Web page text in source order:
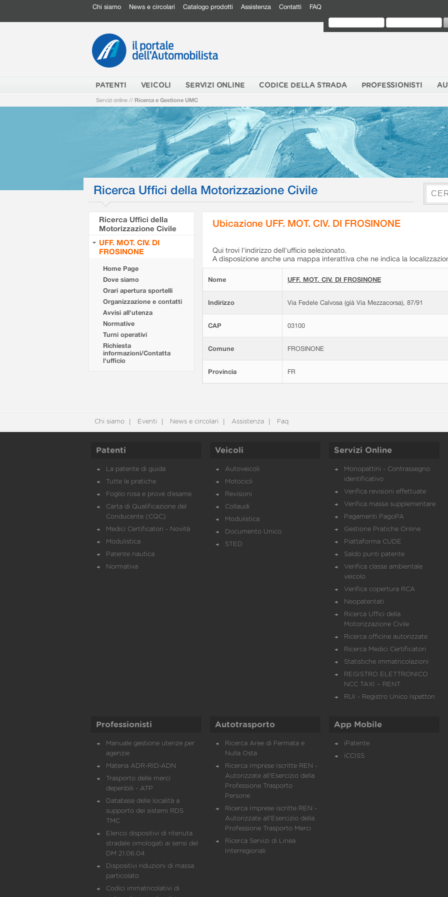
Chi siamo News e circolari Catalogo prodotti Assistenza Contatti FAQ
PATENTI VEICOLI SERVIZI ONLINE CODICE DELLA STRADA PROFESSIONISTI
Servizi online // Ricerca e Gestione UMC
Ricerca Uffici della Motorizzazione Civile
Ricerca Uffici della
Motorizzazione Civile
UFF. MOT. CIV. DI
FROSINONE
Home Page
Dove siamo
Orari apertura sportelli
Organizzazione e contatti
Avvisi all'utenza
Normative
Turni operativi
Richiesta
informazioni/Contatta
l'ufficio
Ubicazione UFF. MOT. CIV. DI FROSINONE
Qui trovi l'indirizzo dell'ufficio selezionato.
A disposizione anche una mappa interattiva che ne indica la
Nome UFF. MOT. CIV. DI FROSINONE
Indirizzo Via Fedele Calvosa (già Via Mezzacorsa), 87/91
CAP 03100
Comune FROSINONE
Provincia FR
Chi siamo Eventi News e circolari Assistenza Faq
Patenti
La patente di guida
Tutte le pratiche
Foglio rosa e prove d’esame
Carta di Qualificazione del
Conducente (CQC)
Medici Certificatori - Novità
Modulistica
Patente nautica
Normativa
Veicoli
Autoveicoli
Motocicli
Revisioni
Collaudi
Modulistica
Documento Unico
STED
Servizi Online
Monopattini - Contrassegno
identificativo
Verifica revisioni effettuate
Verifica massa supplementare
Pagamenti PagoPA
Gestione Pratiche Online
Piattaforma CUDE
Saldo punti patente
Verifica classe ambientale
veicolo
Verifica copertura RCA
Neopatentati
Ricerca Uffici della
Motorizzazione Civile
Ricerca officine autorizzate
Ricerca Medici Certificatori
Statistiche immatricolazioni
REGISTRO ELETTRONICO
NCC TAXI – RENT
RUI - Registro Unico Ispettori
Professionisti
Manuale gestione utenze per
agenzie
Materia ADR-RID-ADN
Trasporto delle merci
deperibili - ATP
Database delle località a
supporto dei sistemi RDS
TMC
Elenco dispositivi di ritenuta
stradale omologati ai sensi del
DM 21.06.04
Dispositivi riduzioni di massa
particolato
Codici immatricolativi di
Autotrasporto
Ricerca Aree di Fermata e
Nulla Osta
Ricerca Imprese Iscritte REN -
Autorizzate all'Esercizio della
Professione Trasporto
Persone
Ricerca Imprese iscritte REN -
Autorizzate all'Esercizio della
Professione Trasporto Merci
Ricerca Servizi di Linea
Interregionali
App Mobile
iPatente
iCCISS